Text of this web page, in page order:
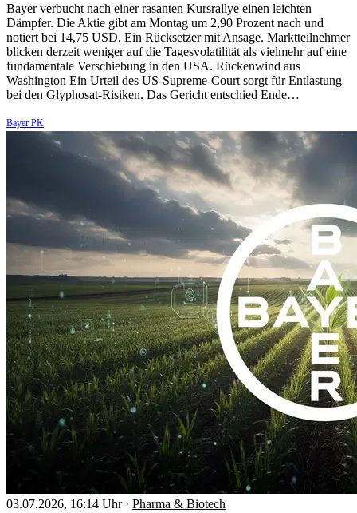
Bayer verbucht nach einer rasanten Kursrallye einen leichten
Dämpfer. Die Aktie gibt am Montag um 2,90 Prozent nach und
notiert bei 14,75 USD. Ein Rücksetzer mit Ansage. Marktteilnehmer
blicken derzeit weniger auf die Tagesvolatilität als vielmehr auf eine
fundamentale Verschiebung in den USA. Rückenwind aus
Washington Ein Urteil des US-Supreme-Court sorgt für Entlastung
bei den Glyphosat-Risiken. Das Gericht entschied Ende…
Bayer PK
03.07.2026, 16:14 Uhr · Pharma & Biotech